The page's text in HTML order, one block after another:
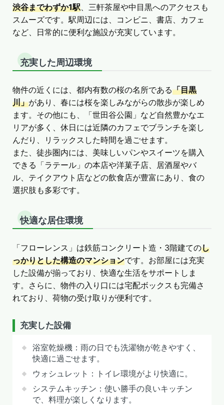
渋谷までわずか1駅 、三軒茶屋や中目黒へのアクセスも
スムーズです。駅周辺には、コンビニ、書店、カフェ
など、日常的に便利な施設が充実しています。
充実した周辺環境
物件の近くには、都内有数の桜の名所である「目黒
川」があり、春には桜を楽しみながらの散歩が楽しめ
ます。その他にも、「世田谷公園」など自然豊かなエ
リアが多く、休日には近隣のカフェでブランチを楽し
んだり、リラックスした時間を過ごせます。
また、徒歩圏内には、美味しいパンやスイーツを購入
できる「ラテール」の本店や洋菓子店、居酒屋やバ
ル、テイクアウト店などの飲食店が豊富にあり、食の
選択肢も多彩です。
快適な居住環境
「フローレンス」は鉄筋コンクリート造・3階建てのし
っかりとした構造のマンションです。お部屋には充実
した設備が揃っており、快適な生活をサポートしま
す。さらに、物件の入り口には宅配ボックスも完備さ
れており、荷物の受け取りが便利です。
充実した設備
浴室乾燥機：雨の日でも洗濯物が乾きやすく、
快適に過ごせます。
ウォシュレット：トイレ環境がより快適に。
システムキッチン：使い勝手の良いキッチン
で、料理が楽しくなります。